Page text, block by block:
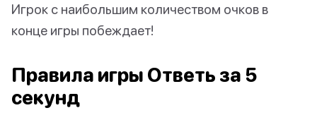
Игрок с наибольшим количеством очков в
конце игры побеждает!
Правила игры Ответь за 5
секунд